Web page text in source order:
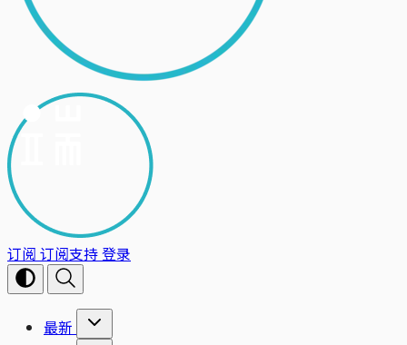
订阅 订阅支持登录
最新